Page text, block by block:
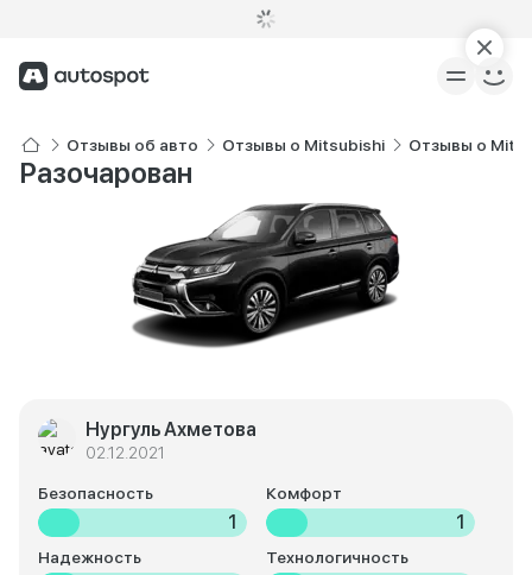
Отзывы об авто Отзывы о Mitsubishi Отзывы о
Разочарован
Нургуль Ахметова
02.12.2021
Безопасность
1
Комфорт
1
Надежность Технологичность